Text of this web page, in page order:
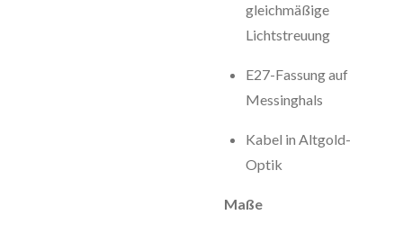
gleichmäßige
Lichtstreuung
E27-Fassung auf
Messinghals
Kabel in Altgold-
Optik
Maße